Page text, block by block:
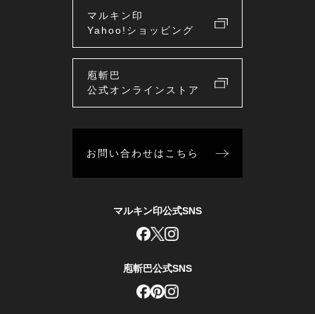
マルキン印
Yahoo!ショッピング
庖斬巴
公式オンラインストア
お問い合わせはこちら
マルキン印公式SNS
庖斬巴公式SNS